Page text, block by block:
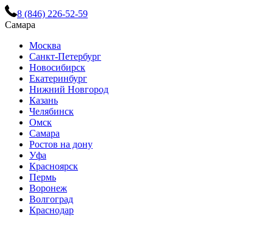
8 (846) 226-52-59
Самара
Москва
Санкт-Петербург
Новосибирск
Екатеринбург
Нижний Новгород
Казань
Челябинск
Омск
Самара
Ростов на дону
Уфа
Красноярск
Пермь
Воронеж
Волгоград
Краснодар